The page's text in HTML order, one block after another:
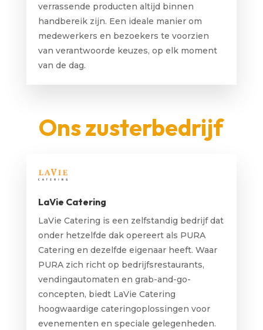
verrassende producten altijd binnen
handbereik zijn. Een ideale manier om
medewerkers en bezoekers te voorzien
van verantwoorde keuzes, op elk moment
van de dag.
Ons zusterbedrijf
LaVie Catering
LaVie Catering is een zelfstandig bedrijf dat
onder hetzelfde dak opereert als PURA
Catering en dezelfde eigenaar heeft. Waar
PURA zich richt op bedrijfsrestaurants,
vendingautomaten en grab-and-go-
concepten, biedt LaVie Catering
hoogwaardige cateringoplossingen voor
evenementen en speciale gelegenheden.